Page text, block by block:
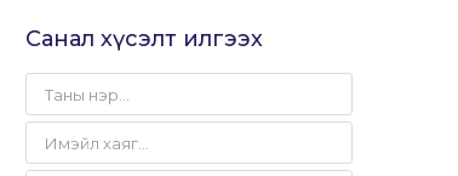
Санал хүсэлт илгээх